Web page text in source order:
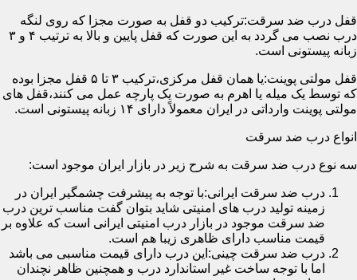
قفل درب ضد سرقت:ترکیب دو قفل به صورت مجزا که روی لنگه
درب نصب می گردد به این صورت که قفل پایین و بالا به ترتیب ۴ و ۳
زبانه پیستونی است.
قفل مولتی پوینت:یا همان قفل مرکزی،ترکیب ۳ تا ۵ قفل مجزا بوده
که توسط یک میله یا اهرم به صورت یک پارچه عمل می کنند،قفل های
مولتی پوینت وارداتی در ایران معمولاً دارای ۱۴ زبانه پیستونی است.
انواع درب ضد سرقت
سه نوع درب ضد سرقت به شرح زیر در بازار ایران موجود است:
درب ضد سرقت ایرانی:با توجه به پیشرفت چشمگیر ایران در
زمینه تولید درب های امنیتی شاید بتوان گفت مناسب ترین درب
ضد سرقت موجود در بازار درب امنیتی ایرانی است که علاوه بر
قیمت مناسب دارای ظاهری زیبا هم است.
درب ضد سرقت چینی:این درب دارای قیمت مناسبی می باشد
اما با توجه ساخت غیر استاندارد درب و همچنین ظاهر نچندان